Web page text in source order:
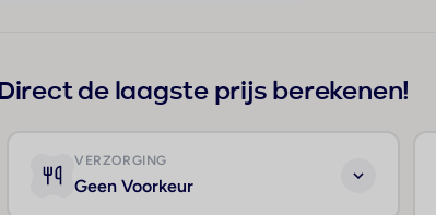
Direct de laagste prijs berekenen!
VERZORGING
Geen Voorkeur